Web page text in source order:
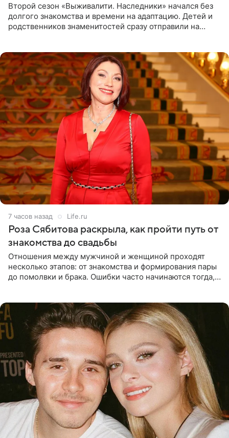
Второй сезон «Выживалити. Наследники» начался без
долгого знакомства и времени на адаптацию. Детей и
родственников знаменитостей сразу отправили на
7 часов назад Life.ru
Роза Сябитова раскрыла, как пройти путь от
знакомства до свадьбы
Отношения между мужчиной и женщиной проходят
несколько этапов: от знакомства и формирования пары
до помолвки и брака. Ошибки часто начинаются тогда,